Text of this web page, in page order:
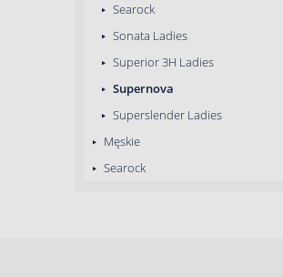
Searock
Sonata Ladies
Superior 3H Ladies
Supernova
Superslender Ladies
Męskie
Searock